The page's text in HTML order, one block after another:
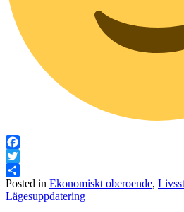
Facebook
Twitter
Dela
Posted in Ekonomiskt oberoende,
Lägesuppdatering